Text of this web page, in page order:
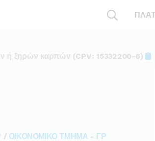
ή ξηρών καρπών (CPV: 15332200-6)
/ ΟΙΚΟΝΟΜΙΚΟ ΤΜΗΜΑ - ΓΡ